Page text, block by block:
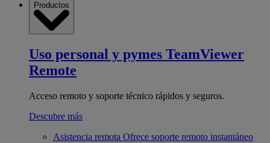
Productos
Uso personal y pymes TeamViewer
Remote
Acceso remoto y soporte técnico rápidos y seguros.
Descubre más
Asistencia remota Ofrece soporte remoto instantáneo